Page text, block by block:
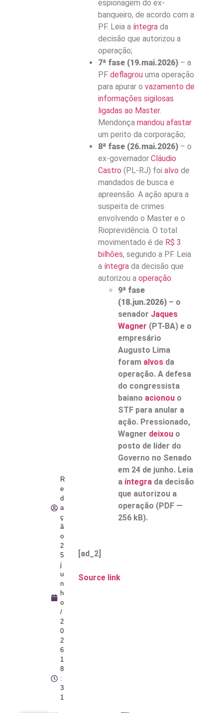
R
e
d
a
ç
ã
o
2
5
j
u
n
h
o
/
2
0
2
6
1
8
:
3
1
espionagem do ex-
banqueiro, de acordo com a
PF. Leia a íntegra da
decisão que autorizou a
operação;
7ª fase (19.mai.2026) – a
PFdeflagrou uma operação
para apurar ovazamento de
informações sigilosas
ligadas ao Master.
Mendonçamandou afastar
um perito da corporação;
8ª fase (26.mai.2026) – o
ex-governadorCláudio
Castro (PL-RJ) foialvo de
mandados de busca e
apreensão. A ação apura a
suspeita de crimes
envolvendo o Master e o
Rioprevidência. O total
movimentado é de R$ 3
bilhões, segundo a PF. Leia
a íntegra da decisão que
autorizou aoperação.
9ª fase
(18.jun.2026) – o
senador Jaques
Wagner (PT-BA) e o
empresário
Augusto Lima
foram alvos da
operação. A defesa
do congressista
baiano acionou o
STF para anular a
ação. Pressionado,
Wagner deixou o
posto de líder do
Governo no Senado
em 24 de junho. Leia
a íntegra da decisão
que autorizou a
operação (PDF —
256 kB).
[ad_2]
Source link